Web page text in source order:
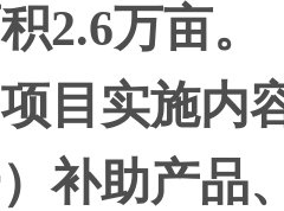
2.6万亩。
目实施内
）补助产品